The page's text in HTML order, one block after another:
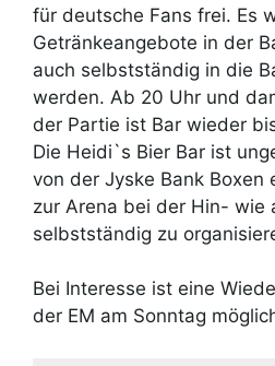
für deutsche Fans frei. Es
Getränkeangebote in der
auch selbstständig in die
werden. Ab 20 Uhr und
der Partie ist Bar wieder
Die Heidi`s Bier Bar ist
von der Jyske Bank Boxen
zur Arena bei der Hin- wie
selbstständig zu
Bei Interesse ist eine
der EM am Sonntag